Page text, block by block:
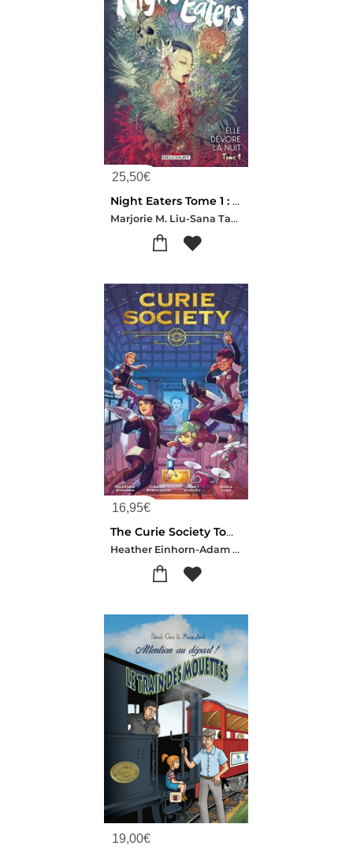
25,50€
Night Eaters Tome 1 : Elle Devore La Nuit
Marjorie M. Liu-Sana Takeda
16,95€
The Curie Society Tome 1
Heather Einhorn-Adam Staffaroni-Janet Harvey-Sonia Liao
19,00€